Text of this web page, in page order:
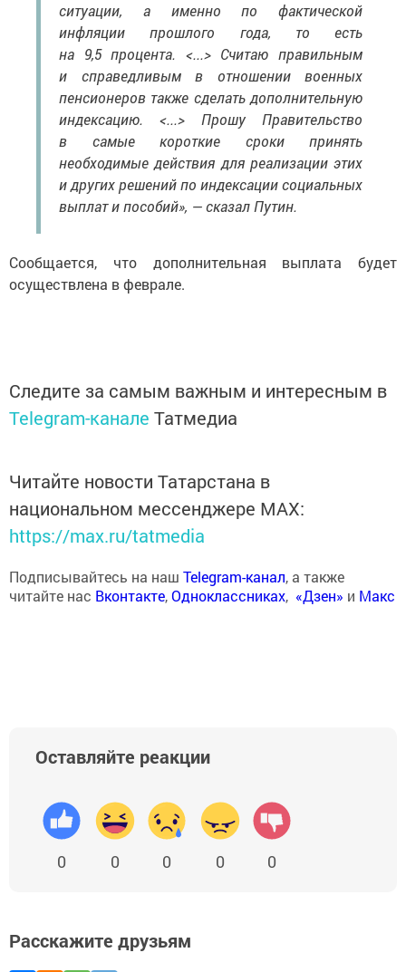
ситуации, а именно по фактической
инфляции прошлого года, то есть
на 9,5 процента. <...> Считаю правильным
и справедливым в отношении военных
пенсионеров также сделать дополнительную
индексацию. <...> Прошу Правительство
в самые короткие сроки принять
необходимые действия для реализации этих
и других решений по индексации социальных
выплат и пособий», — сказал Путин.
Сообщается, что дополнительная выплата будет
осуществлена в феврале.
Следите за самым важным и интересным в
Telegram-канале Татмедиа
Читайте новости Татарстана в
национальном мессенджере MАХ:
https://max.ru/tatmedia
Подписывайтесь на наш Telegram-канал, а также
читайте нас Вконтакте,Одноклассниках, «Дзен» и Макс
Оставляйте реакции
0 0 0 0 0
Расскажите друзьям